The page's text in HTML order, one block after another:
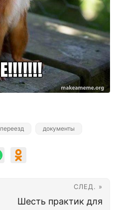
переезд документы
СЛЕД. »
Шесть практик для